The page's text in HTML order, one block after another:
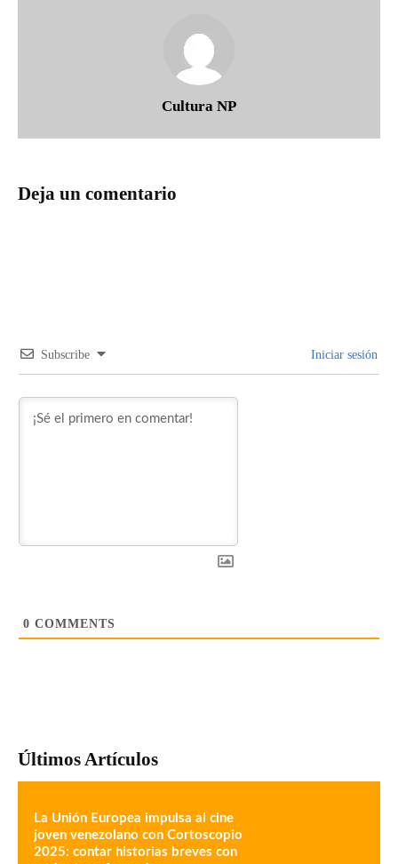
Cultura NP
Deja un comentario
Subscribe Iniciar sesión
0 COMMENTS
Últimos Artículos
La Unión Europea impulsa al cine
joven venezolano con Cortoscopio
2025: contar historias breves con